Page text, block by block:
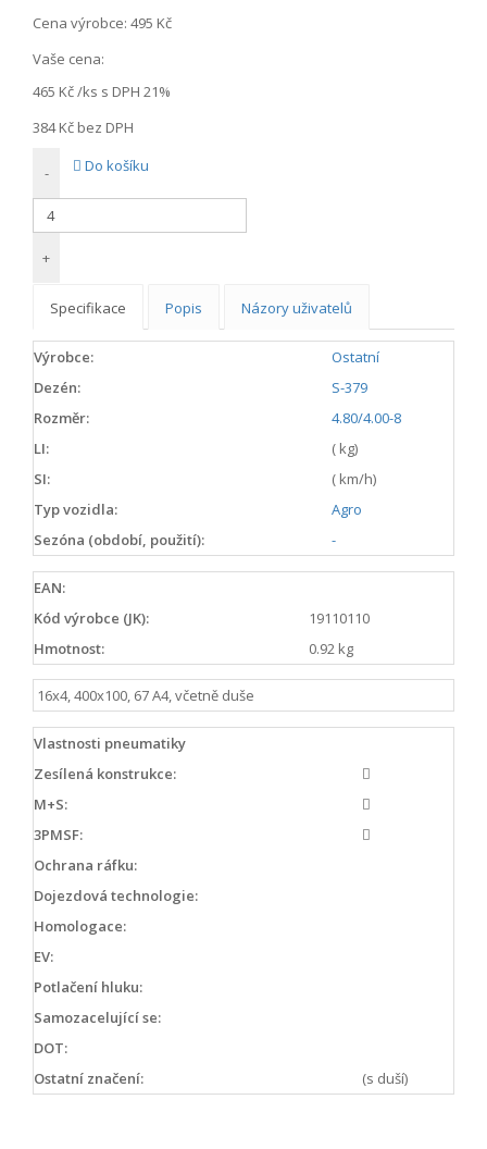
Cena výrobce: 495 Kč
Vaše cena:
465 Kč/ks s DPH 21%
384 Kč bez DPH
-
+
Do košíku
Specifikace Popis Názory uživatelů
Výrobce:
Ostatní
Dezén:
S-379
Rozměr:
4.80/4.00-8
LI:
( kg)
SI:
( km/h)
Typ vozidla:
Agro
Sezóna (období, použití):
-
EAN:
Kód výrobce (JK):
19110110
Hmotnost:
0.92 kg
16x4, 400x100, 67 A4, včetně duše
Vlastnosti pneumatiky
Zesílená konstrukce:
M+S:
3PMSF:
Ochrana ráfku:
Dojezdová technologie:
Homologace:
EV:
Potlačení hluku:
Samozacelující se:
DOT:
Ostatní značení:
(s duší)